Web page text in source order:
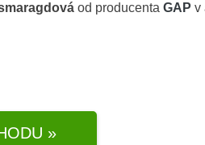
od producentaGAP v
»